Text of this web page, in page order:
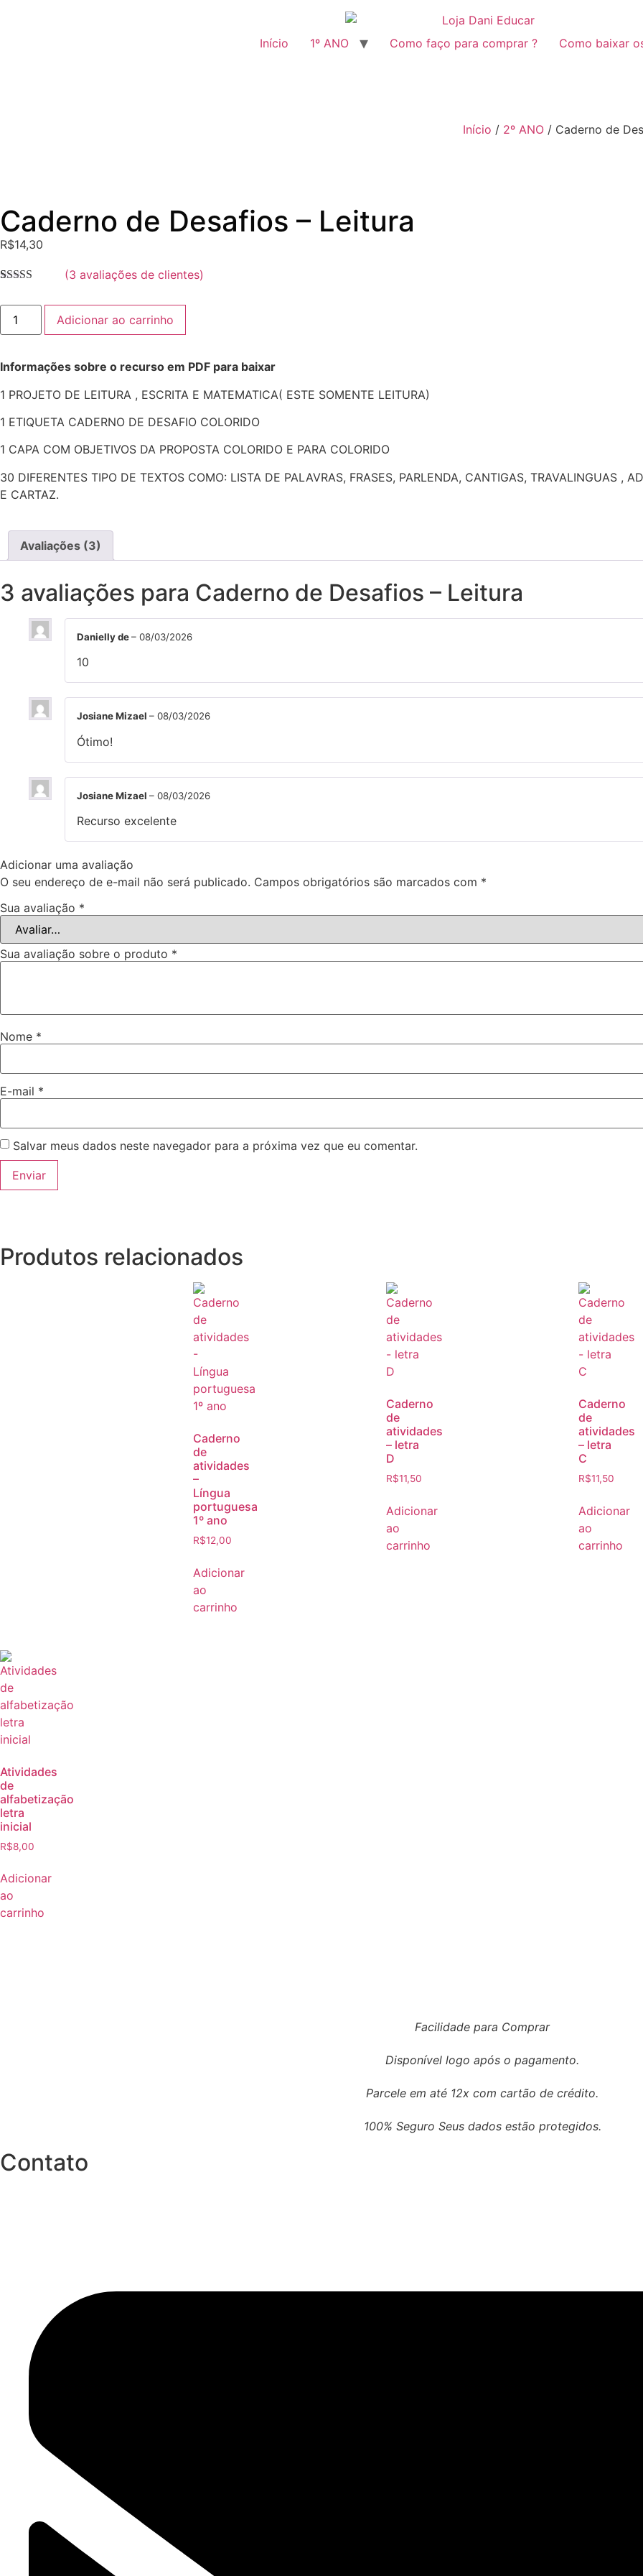
Início 1º ANO Como faço para comprar ? Como baixar
Início / 2º ANO / Caderno de
Caderno de Desafios – Leitura
R$14,30
como5.00de
5, com
baseado em
avaliações de
(3 avaliações de clientes)
Adicionar ao carrinho
Informações sobre o recurso em PDF para baixar
1 PROJETO DE LEITURA , ESCRITA E MATEMATICA( ESTE SOMENTE LEITURA)
1 ETIQUETA CADERNO DE DESAFIO COLORIDO
1 CAPA COM OBJETIVOS DA PROPOSTA COLORIDO E PARA COLORIDO
30 DIFERENTES TIPO DE TEXTOS COMO: LISTA DE PALAVRAS, FRASES, PARLENDA, CANTIGAS, TRAVALINGUAS ,
E CARTAZ.
Avaliações (3)
3 avaliações para Caderno de Desafios – Leitura
Danielly de– 08/03/2026
10
Josiane Mizael – 08/03/2026
Ótimo!
Josiane Mizael – 08/03/2026
Recurso excelente
Adicionar uma avaliação
O seu endereço de e-mail não será publicado. Campos obrigatórios são marcados com *
Sua avaliação *
Sua avaliação sobre o produto *
Nome *
E-mail *
Salvar meus dados neste navegador para a próxima vez que eu comentar.
Produtos relacionados
Caderno
de
atividades
–
Língua
portuguesa
1º ano
R$12,00
Adicionar
ao
carrinho
Caderno
de
atividades
– letra
D
R$11,50
Adicionar
ao
carrinho
Caderno
de
atividades
– letra
C
R$11,50
Adicionar
ao
carrinho
Atividades
de
alfabetização
letra
inicial
R$8,00
Adicionar
ao
carrinho
Facilidade para Comprar
Disponível logo após o pagamento.
Parcele em até 12x com cartão de crédito.
100% Seguro Seus dados estão protegidos.
Contato